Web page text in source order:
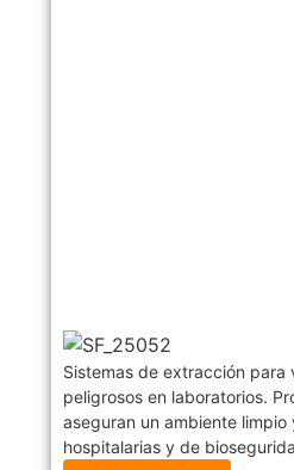
Sistemas de extracción para
peligrosos en laboratorios.
aseguran un ambiente
hospitalarias y de